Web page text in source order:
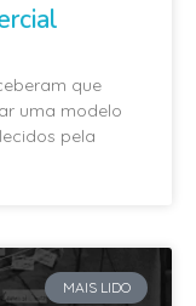
que
uma modelo
pela
MAIS LIDO